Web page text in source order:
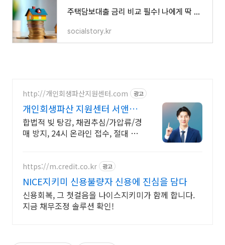
주택담보대출 금리 비교 필수! 나에게 딱 맞는 최적의 대출 찾기
socialstory.kr
http://개인회생파산지원센터.com 광고
개인회생파산 지원센터 서앤율
빚탕감 모든 채무 해결
합법적 빚 탕감, 채권추심/가압류/경
매 방지, 24시 온라인 접수, 절대 비
https://m.credit.co.kr 광고
NICE지키미 신용불량자 신용에 진심을 담다
신용회복, 그 첫걸음을 나이스지키미가 함께 합니다.
지금 채무조정 솔루션 확인!